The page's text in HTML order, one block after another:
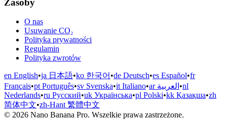
O nas
Usuwanie CO₂
Polityka prywatności
Regulamin
Polityka zwrotów
en English•ja 日本語•ko 한국어 •de Deutsch•es Español•fr
Français•pt Português•sv Svenska•it Italiano• ar العربية •nl
Nederlands•ru Русский•uk Українська•pl Polski•kk Қазақша•zh
简体中文•zh-Hant 繁體中文
© 2026 Nano Banana Pro. Wszelkie prawa zastrzeżone.